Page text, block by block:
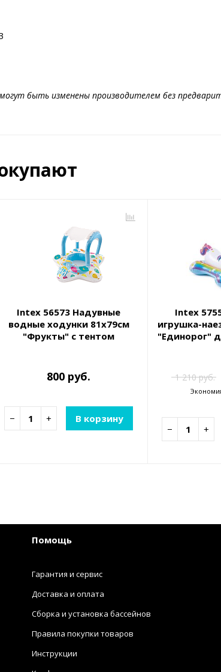
быть изменены производителем без
Intex 56573 Надувные
водные ходунки 81х79см
"Фрукты" с тентом
800 руб.
− + В корзину
Intex
игрушка-
"Единорог"
1 210 руб.
− +
Помощь
Гарантия и сервис
Доставка и оплата
Сборка и установка бассейнов
Правила покупки товаров
Инструкции